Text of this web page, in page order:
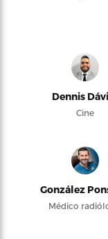
Dennis
Cine
González
Médico